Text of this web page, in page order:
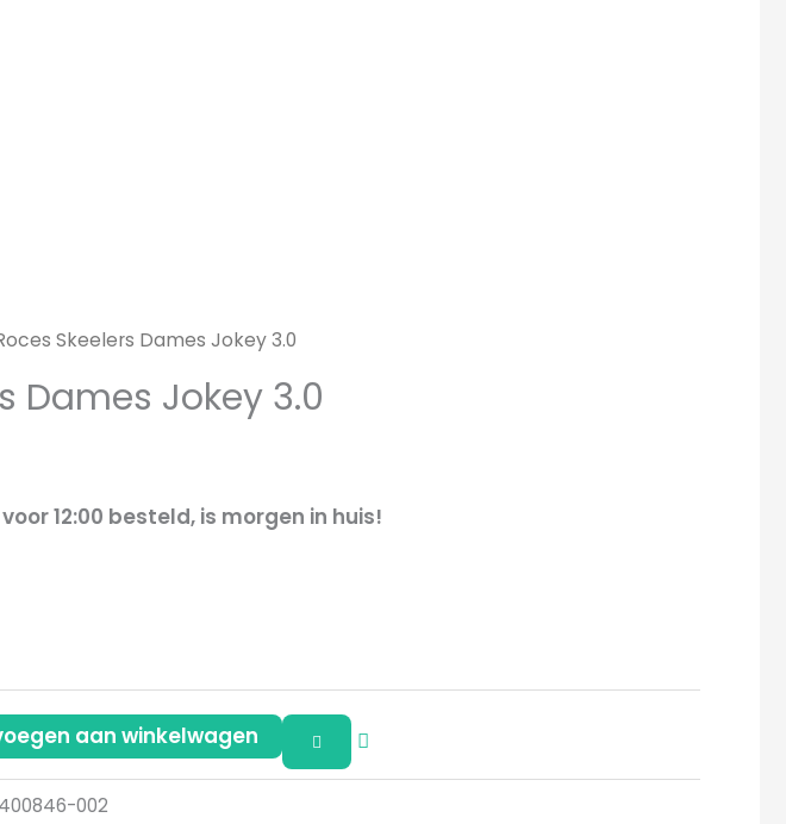
Skeelers Dames Jokey 3.0
Dames Jokey 3.0
12:00 besteld, is morgen in huis!
aan winkelwagen
400846-002